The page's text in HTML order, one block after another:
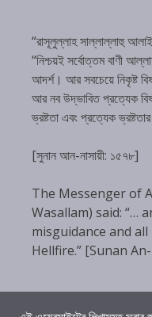
“রাসূলুল্লাহ সাল্লাল্লাহু
“নিশ্চয়ই সর্বোত্তম বাণী
আদর্শ। আর সবচেয়ে নিকৃষ্ট
আর নব উদ্ভাবিত প্রত্যেক
ভ্রষ্টতা এবং প্রত্যেক
[সুনান আন-নাসায়ী: ১৫৭৮]
The Messenger of
Wasallam) said: “…
misguidance and
Hellfire.” [Sunan